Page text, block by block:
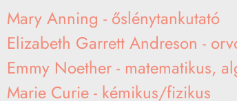
Mary Anning - őslénytankutató
Elizabeth Garrett Andreson -
Emmy Noether - matematikus,
Marie Curie - kémikus/fizikus